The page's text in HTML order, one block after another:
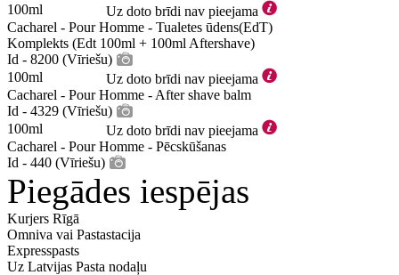
100ml
Uz doto brīdi nav pieejama
Cacharel - Pour Homme - Tualetes ūdens(EdT)
Komplekts (Edt 100ml + 100ml Aftershave)
Id - 8200 (Vīriešu)
100ml
Uz doto brīdi nav pieejama
Cacharel - Pour Homme - After shave balm
Id - 4329 (Vīriešu)
100ml
Uz doto brīdi nav pieejama
Cacharel - Pour Homme - Pēcskūšanas
Id - 440 (Vīriešu)
Piegādes iespējas
Kurjers Rīgā
Omniva vai Pastastacija
Expresspasts
Uz Latvijas Pasta nodaļu